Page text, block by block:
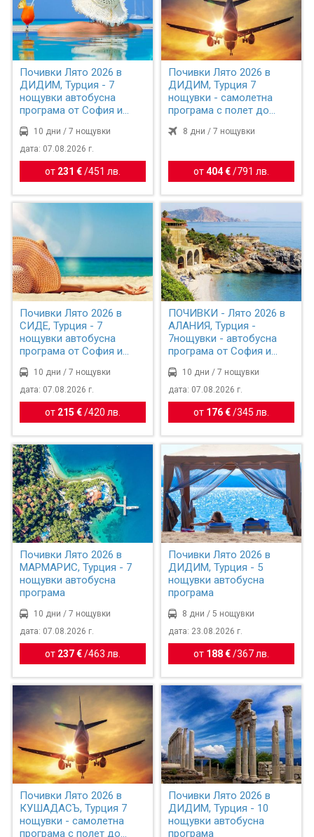
Почивки Лято 2026 в
ДИДИМ, Турция - 7
нощувки автобусна
програма от София и
10 дни / 7 нощувки
дата: 07.08.2026 г.
от 231 € /451 лв.
Почивки Лято 2026 в
ДИДИМ, Турция 7
нощувки - самолетна
програма с полет до
8 дни / 7 нощувки
от404 €/ 791 лв.
Почивки Лято 2026 в
СИДЕ, Турция - 7
нощувки автобусна
програма от София и
10 дни / 7 нощувки
дата: 07.08.2026 г.
от 215 € /420 лв.
ПОЧИВКИ - Лято 2026 в
АЛАНИЯ, Турция -
7нощувки - автобусна
програма от София и
10 дни / 7 нощувки
дата: 07.08.2026 г.
от 176 €/345 лв.
Почивки Лято 2026 в
МАРМАРИС, Турция - 7
нощувки автобусна
програма
10 дни / 7 нощувки
дата: 07.08.2026 г.
от 237 € /463 лв.
Почивки Лято 2026 в
ДИДИМ, Турция - 5
нощувки автобусна
програма
8 дни / 5 нощувки
дата: 23.08.2026 г.
от 188 €/367 лв.
Почивки Лято 2026 в
КУШАДАСЪ, Турция 7
нощувки - самолетна
програма с полет до
Почивки Лято 2026 в
ДИДИМ, Турция - 10
нощувки автобусна
програма